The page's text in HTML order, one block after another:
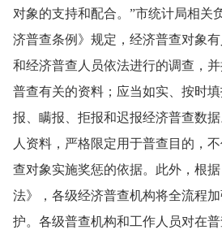
对象的支持和配合。”市统计局相关
济普查条例》规定，经济普查对象
和经济普查人员依法进行的调查，
普查有关的资料；应当如实、按时
报、瞒报、拒报和迟报经济普查数
人资料，严格限定用于普查目的，
查对象实施奖惩的依据。此外，根
法》，各级经济普查机构将全流程
护。各级普查机构和工作人员对在